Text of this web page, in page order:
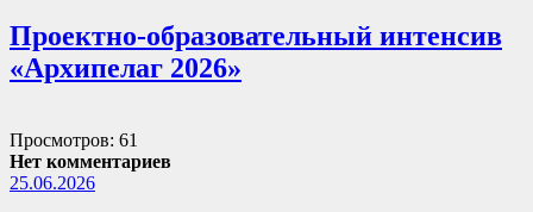
Проектно-образовательный интенсив
«Архипелаг 2026»
Просмотров: 61
Нет комментариев
25.06.2026